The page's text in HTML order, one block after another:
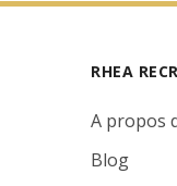
RHEA
A propos
Blog